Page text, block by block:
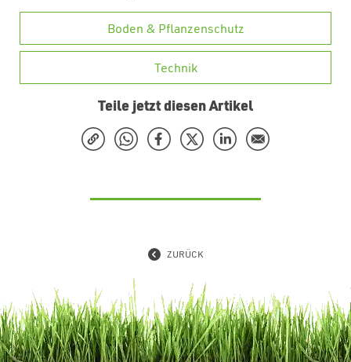
Boden & Pflanzenschutz
Technik
Teile jetzt diesen Artikel
ZURÜCK